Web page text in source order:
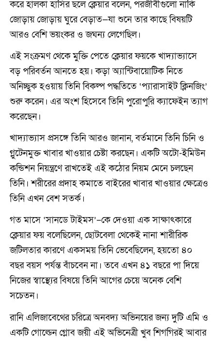
করে হালকা হাসির ছলে ক্লেয়ার বলেন, পরজীবীগুলো নাকি
জোড়ায় জোড়ায় ঘুরে বেড়াত—যা শুনে তার কাছে বিষয়টি
আরও বেশি ভয়ংকর ও জঘন্য লেগেছিল।
এই সংক্রমণ থেকে মুক্তি পেতে ক্লেয়ার ফয়কে খাদ্যাভ্যাসে
বড় পরিবর্তন আনতে হয়। কড়া অ্যান্টিবায়োটিক নিতে
অনিচ্ছুক হওয়ায় তিনি বিকল্প পদ্ধতিতে ‘প্যারাসাইট ক্লিনজিং’
শুরু করেন। এর অংশ হিসেবে তিনি পুরোপুরি ক্যাফেইন ত্যাগ
করেছেন।
খাদ্যাভ্যাস প্রসঙ্গে তিনি আরও জানান, বর্তমানে তিনি চিনি ও
গ্লুটেনমুক্ত খাবার খাওয়ার চেষ্টা করছেন। একটি অটো-ইমিউন
কন্ডিশন নিয়ন্ত্রণে রাখতেই এই কঠোর নিয়ম মেনে চলছেন
তিনি। শরীরের প্রদাহ কমাতে বাইরের খাবার খাওয়ার ক্ষেত্রেও
তিনি এখন বেশ সতর্ক।
গত মাসে ‘সানডে টাইমস’–কে দেওয়া এক সাক্ষাৎকারে
ক্লেয়ার ফয় বলেছিলেন, ছোটবেলা থেকেই নানা শারীরিক
জটিলতার কারণে একসময় তিনি ভেবেছিলেন, হয়তো ৪০
বছর বয়স পর্যন্ত বাঁচবেন না। তবে এখন ৪১ বছরে পা দিয়ে
নিজের স্বাস্থ্যের বিষয়ে তিনি আগের চেয়ে অনেক বেশি
সচেতন।
রানি এলিজাবেথের চরিত্রে অনবদ্য অভিনয়ের জন্য দুটি এমি ও
একটি গোল্ডেন গ্লোব জয়ী এই অভিনেত্রী খুব শিগগিরই আবার